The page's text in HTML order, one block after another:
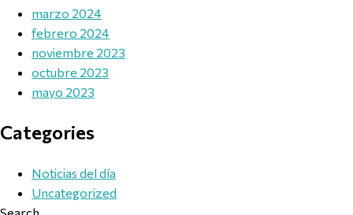
marzo 2024
febrero 2024
noviembre 2023
octubre 2023
mayo 2023
Categories
Noticias del día
Uncategorized